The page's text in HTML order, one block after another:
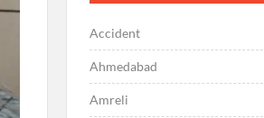
Accident
Ahmedabad
Amreli